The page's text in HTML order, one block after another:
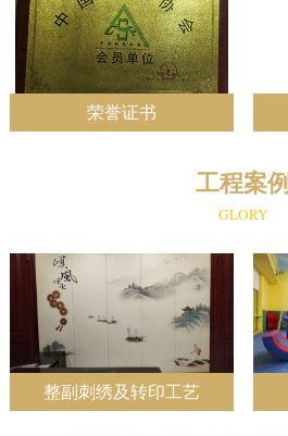
荣誉证书
工程案例
GLORY
整副刺绣及转印工艺